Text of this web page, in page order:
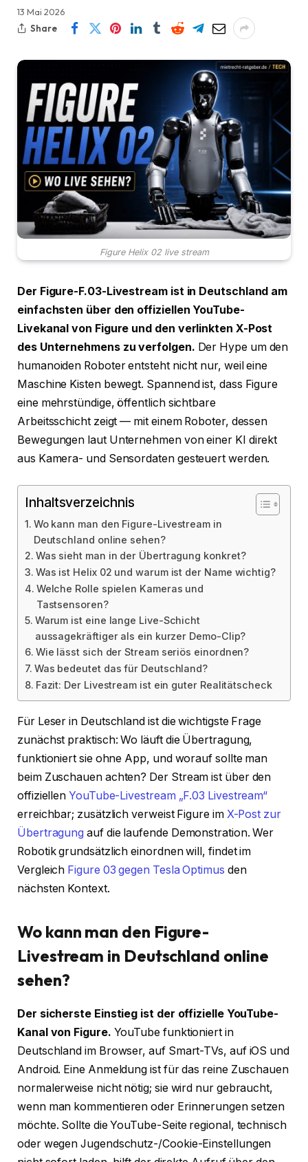
13 Mai 2026
Share
Figure Helix 02 live stream
Der Figure-F.03-Livestream ist in Deutschland am
einfachsten über den offiziellen YouTube-
Livekanal von Figure und den verlinkten X-Post
des Unternehmens zu verfolgen. Der Hype um den
humanoiden Roboter entsteht nicht nur, weil eine
Maschine Kisten bewegt. Spannend ist, dass Figure
eine mehrstündige, öffentlich sichtbare
Arbeitsschicht zeigt — mit einem Roboter, dessen
Bewegungen laut Unternehmen von einer KI direkt
aus Kamera- und Sensordaten gesteuert werden.
Inhaltsverzeichnis
Wo kann man den Figure-Livestream in
Deutschland online sehen?
Was sieht man in der Übertragung konkret?
Was ist Helix 02 und warum ist der Name wichtig?
Welche Rolle spielen Kameras und
Tastsensoren?
Warum ist eine lange Live-Schicht
aussagekräftiger als ein kurzer Demo-Clip?
Wie lässt sich der Stream seriös einordnen?
Was bedeutet das für Deutschland?
Fazit: Der Livestream ist ein guter Realitätscheck
Für Leser in Deutschland ist die wichtigste Frage
zunächst praktisch: Wo läuft die Übertragung,
funktioniert sie ohne App, und worauf sollte man
beim Zuschauen achten? Der Stream ist über den
offiziellenYouTube-Livestream „F.03 Livestream“
erreichbar; zusätzlich verweist Figure im X-Post zur
Übertragung auf die laufende Demonstration. Wer
Robotik grundsätzlich einordnen will, findet im
Vergleich Figure 03 gegen Tesla Optimus den
nächsten Kontext.
Wo kann man den Figure-
Livestream in Deutschland online
sehen?
Der sicherste Einstieg ist der offizielle YouTube-
Kanal von Figure. YouTube funktioniert in
Deutschland im Browser, auf Smart-TVs, auf iOS und
Android. Eine Anmeldung ist für das reine Zuschauen
normalerweise nicht nötig; sie wird nur gebraucht,
wenn man kommentieren oder Erinnerungen setzen
möchte. Sollte die YouTube-Seite regional, technisch
oder wegen Jugendschutz-/Cookie-Einstellungen